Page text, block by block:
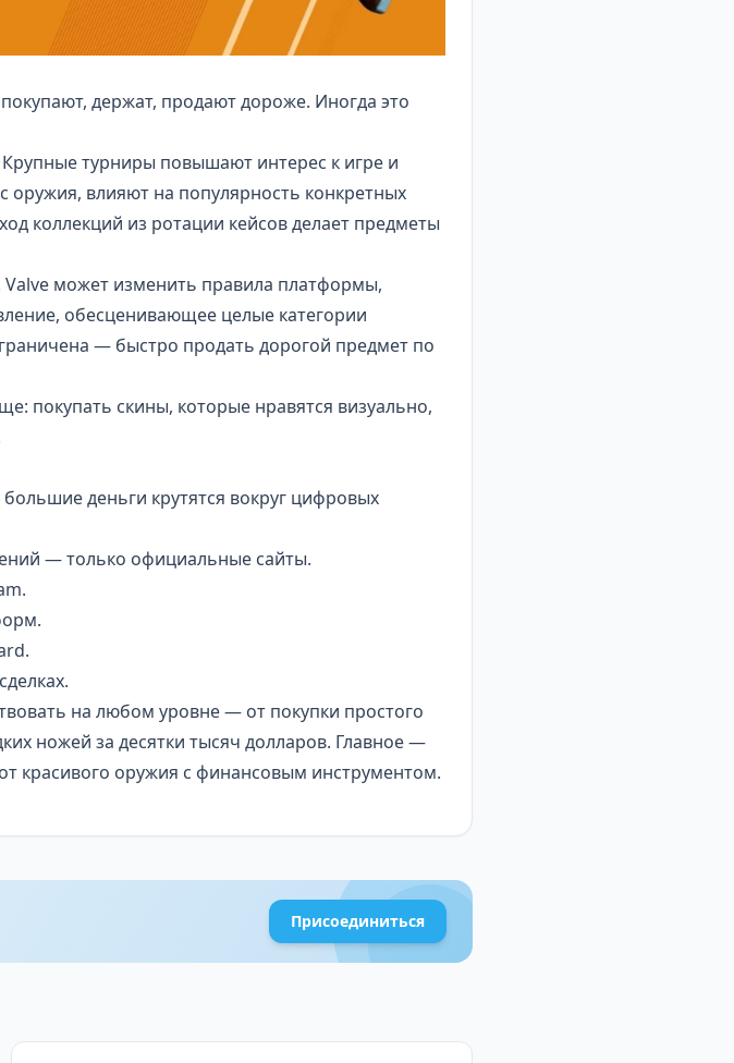
держат, продают дороже. Иногда это
турниры повышают интерес к игре и
влияют на популярность конкретных
коллекций из ротации кейсов делает предметы
может изменить правила платформы,
обесценивающее целые категории
— быстро продать дорогой предмет по
покупать скины, которые нравятся визуально,
деньги крутятся вокруг цифровых
— только официальные сайты.
на любом уровне — от покупки простого
ножей за десятки тысяч долларов. Главное —
красивого оружия с финансовым инструментом.
Присоединиться